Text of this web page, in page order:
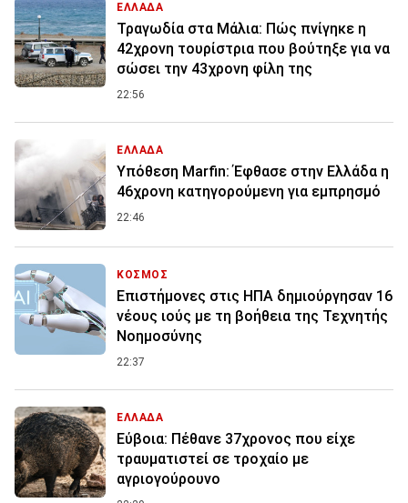
ΕΛΛΑΔΑ
Τραγωδία στα Μάλια: Πώς πνίγηκε η
42χρονη τουρίστρια που βούτηξε για να
σώσει την 43χρονη φίλη της
22:56
ΕΛΛΑΔΑ
Υπόθεση Marfin: Έφθασε στην Ελλάδα η
46χρονη κατηγορούμενη για εμπρησμό
22:46
ΚΟΣΜΟΣ
Επιστήμονες στις ΗΠΑ δημιούργησαν 16
νέους ιούς με τη βοήθεια της Τεχνητής
Νοημοσύνης
22:37
ΕΛΛΑΔΑ
Εύβοια: Πέθανε 37χρονος που είχε
τραυματιστεί σε τροχαίο με
αγριογούρουνο